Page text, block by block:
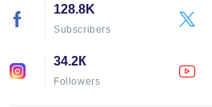
128.8K
Subscribers
34.2К
Followers